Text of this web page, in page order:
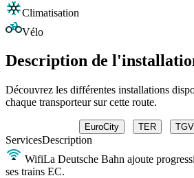
Climatisation
Vélo
Description de
Découvrez les différentes installations
chaque transporteur sur cette route.
EuroCity TER
ServicesDescription
WifiLa Deutsche Bahn ajoute
ses trains EC.